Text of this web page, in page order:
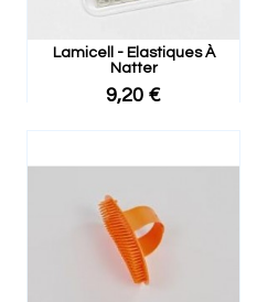
Lamicell - Elastiques À
Natter
9,20 €